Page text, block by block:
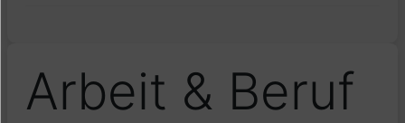
Arbeit & Beruf